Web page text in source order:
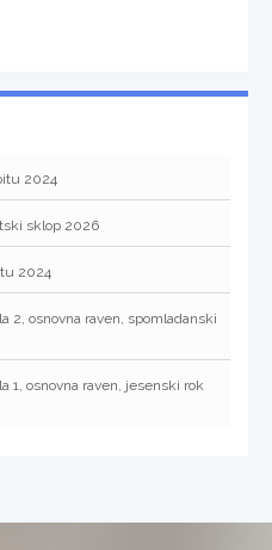
2024
sklop 2026
2024
2, osnovna raven, spomladanski
1, osnovna raven, jesenski rok